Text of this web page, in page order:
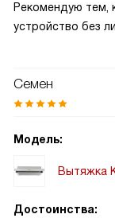
Рекомендую тем,
устройство без
Семен
Модель:
Вытяжка
Достоинства: